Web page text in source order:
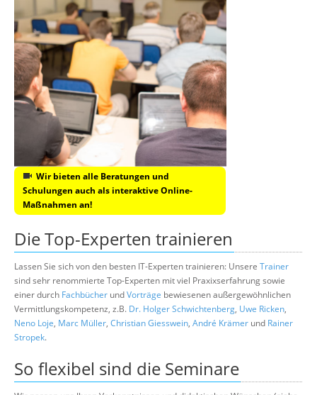
Wir bieten alle Beratungen und
Schulungen auch als interaktive Online-
Maßnahmen an!
Die Top-Experten trainieren
Lassen Sie sich von den besten IT-Experten trainieren: Unsere Trainer
sind sehr renommierte Top-Experten mit viel Praxixserfahrung sowie
einer durch Fachbücher undVorträge bewiesenen außergewöhnlichen
Vermittlungskompetenz, z.B. Dr. Holger Schwichtenberg, Uwe Ricken,
Neno Loje, Marc Müller, Christian Giesswein, André Krämer und Rainer
Stropek.
So flexibel sind die Seminare